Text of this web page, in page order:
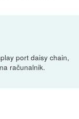
port daisy chain,
računalnik.